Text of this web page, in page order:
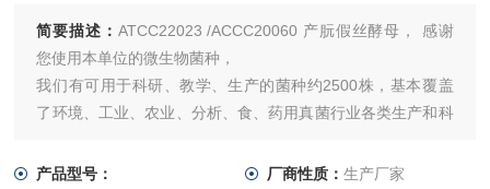
简要描述： ATCC22023 /ACCC20060 产朊假丝酵母， 感谢
您使用本单位的微生物菌种，
我们有可用于科研、教学、生产的菌种约2500株，基本覆盖
了环境、工业、农业、分析、食、药用真菌行业各类生产和科
产品型号：
厂商性质： 生产厂家